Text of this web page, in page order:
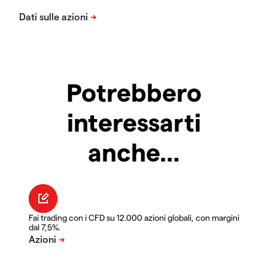
Potrebbero
interessarti
anche…
Fai trading con i CFD su 12.000 azioni globali, con margini
dal 7,5%.